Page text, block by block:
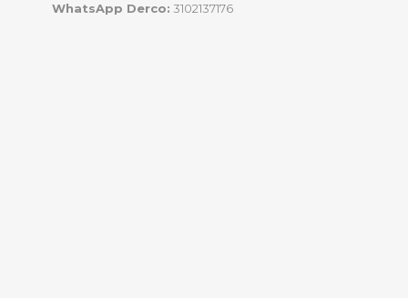
WhatsApp Derco: 3102137176